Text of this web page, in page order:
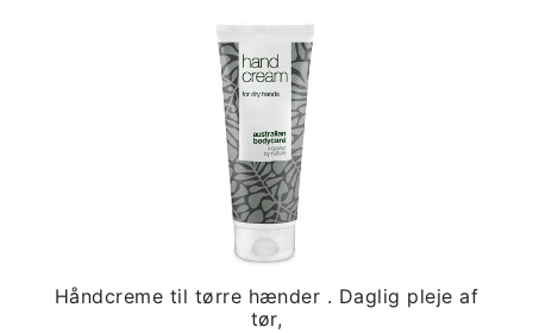
Håndcreme til tørre hænder . Daglig pleje af
tør,